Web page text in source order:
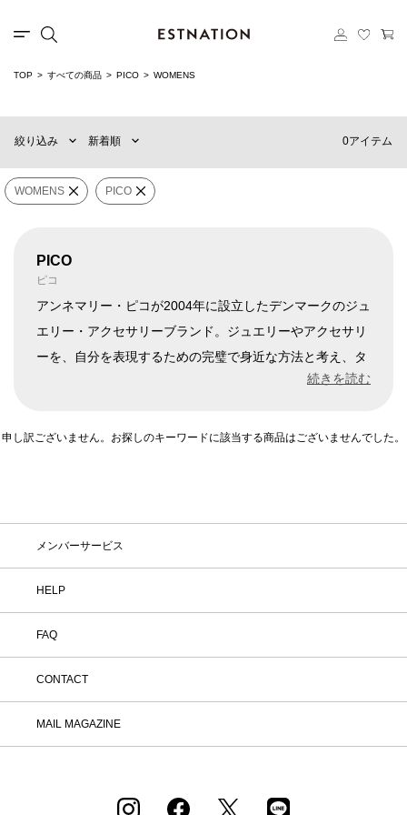
TOP すべての商品 PICO WOMENS
WOMENS PICO
PICO
ピコ
アンネマリー・ピコが2004年に設立したデンマークのジュ
エリー・アクセサリーブランド。ジュエリーやアクセサリ
ーを、自分を表現するための完璧で身近な方法と考え、タ
イムレスでシーズンレスなアイテムを提案します。
絞り込み 新着順 0アイテム
WOMENS
販売タイプ
価格 ¥0〜¥500,000
在庫 在庫ありのみ表示 すべて表示
新着順
おすすめ順
価格の高い順
60件
90件
申し訳ございません。お探しのキーワードに該当する商品はございませんでした。
メンバーサービス
HELP
FAQ
CONTACT
MAIL MAGAZINE